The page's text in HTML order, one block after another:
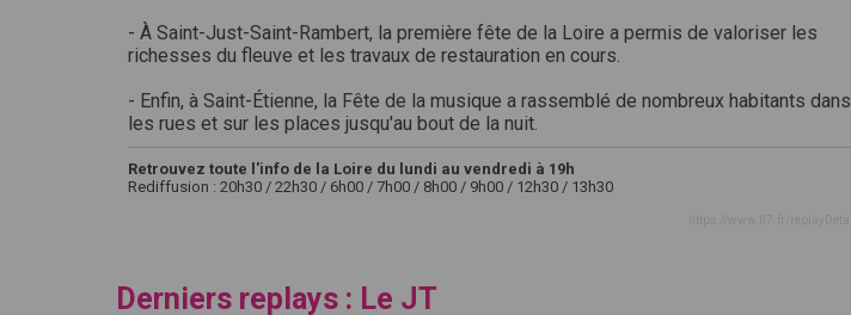
- À Saint-Just-Saint-Rambert, la première fête de la Loire a permis de valoriser les
richesses du fleuve et les travaux de restauration en cours.
- Enfin, à Saint-Étienne, la Fête de la musique a rassemblé de nombreux habitants dans
les rues et sur les places jusqu'au bout de la nuit.
Retrouvez toute l'info de la Loire du lundi au vendredi à 19h
Rediffusion : 20h30 / 22h30 / 6h00 / 7h00 / 8h00 / 9h00 / 12h30 / 13h30
Derniers replays : Le JT